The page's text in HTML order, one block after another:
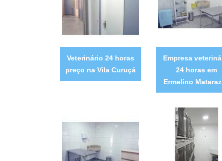
Veterinário 24 horas
preço na Vila Curuçá
Empresa
24 horas em
Ermelino